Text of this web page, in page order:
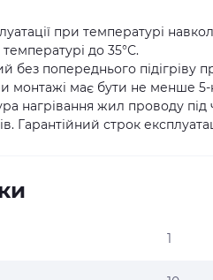
при температурі
до 35°С.
попереднього підігріву
монтажі має бути не менше
нагрівання жил проводу під
Гарантійний строк
1